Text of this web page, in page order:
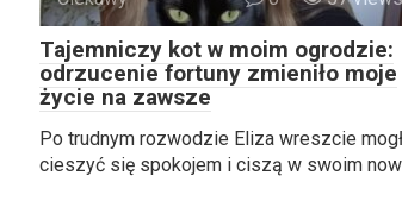
Tajemniczy kot w moim ogrodzie:
odrzucenie fortuny zmieniło moje
życie na zawsze
Po trudnym rozwodzie Eliza wreszcie
cieszyć się spokojem i ciszą w swoim